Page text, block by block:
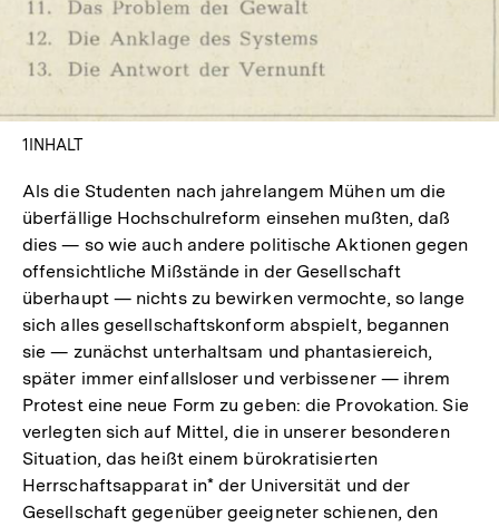
1INHALT
Als die Studenten nach jahrelangem Mühen um die
überfällige Hochschulreform einsehen mußten, daß
dies — so wie auch andere politische Aktionen gegen
offensichtliche Mißstände in der Gesellschaft
überhaupt — nichts zu bewirken vermochte, so lange
sich alles gesellschaftskonform abspielt, begannen
sie — zunächst unterhaltsam und phantasiereich,
später immer einfallsloser und verbissener — ihrem
Protest eine neue Form zu geben: die Provokation. Sie
verlegten sich auf Mittel, die in unserer besonderen
Situation, das heißt einem bürokratisierten
Herrschaftsapparat in* der Universität und der
Gesellschaft gegenüber geeigneter schienen, den